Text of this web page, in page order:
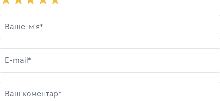
Ваше ім'я*
E-mail*
Ваш коментар*